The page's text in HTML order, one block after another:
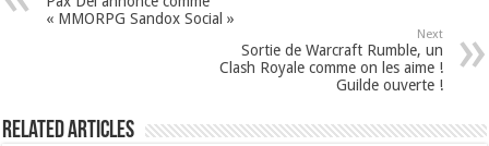
« MMORPG Sandox Social »
Next
Sortie de Warcraft Rumble, un
Clash Royale comme on les aime !
Guilde ouverte !
Related Articles